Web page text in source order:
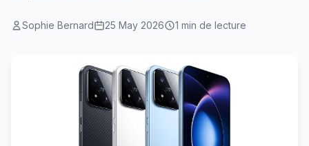
Sophie Bernard 25 May 2026 1 min de lecture